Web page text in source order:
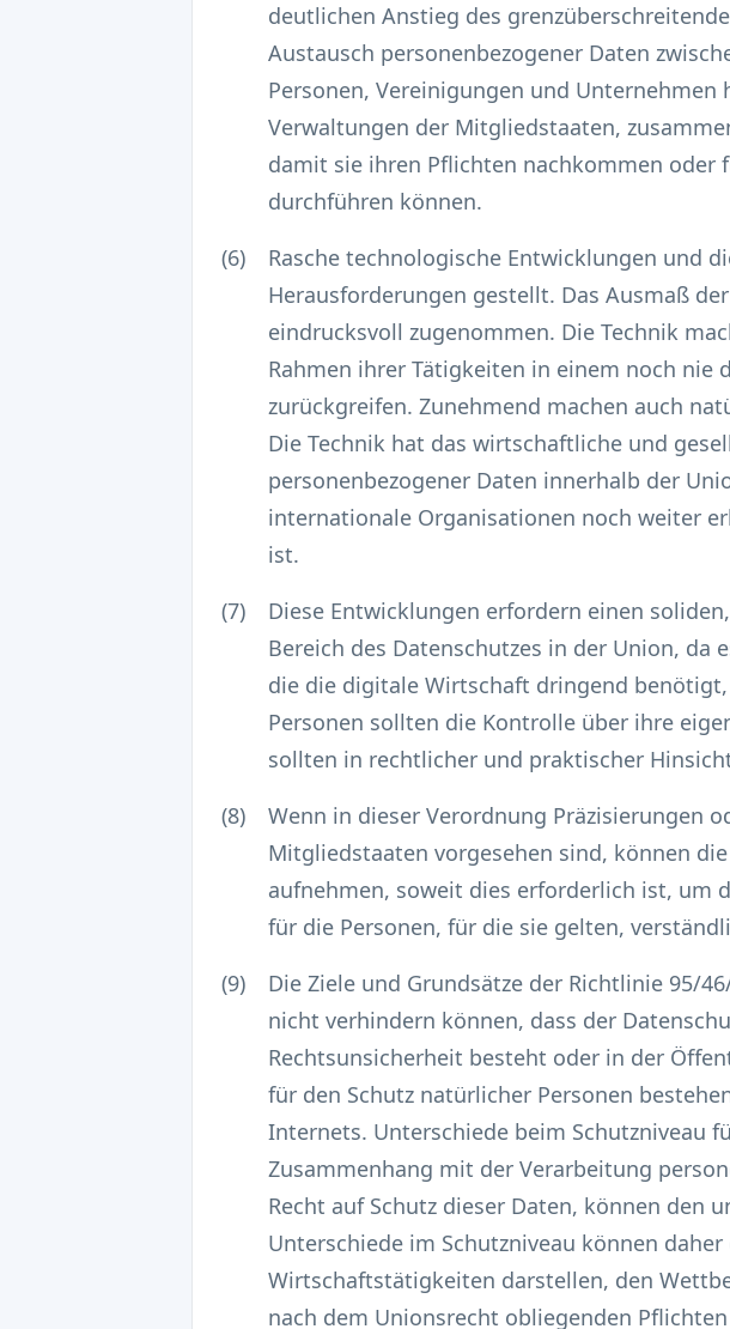
deutlichen Anstieg des
Austausch personenbezogener Daten
Personen, Vereinigungen und
Verwaltungen der Mitgliedstaaten,
damit sie ihren Pflichten nachkommen oder
durchführen können.
(6)
Rasche technologische Entwicklungen und
Herausforderungen gestellt. Das Ausmaß
eindrucksvoll zugenommen. Die Technik
Rahmen ihrer Tätigkeiten in einem noch nie
zurückgreifen. Zunehmend machen auch
Die Technik hat das wirtschaftliche und
personenbezogener Daten innerhalb der
internationale Organisationen noch weiter
ist.
(7)
Diese Entwicklungen erfordern einen
Bereich des Datenschutzes in der Union, da
die die digitale Wirtschaft dringend
Personen sollten die Kontrolle über ihre
sollten in rechtlicher und praktischer
(8)
Wenn in dieser Verordnung Präzisierungen
Mitgliedstaaten vorgesehen sind, können
aufnehmen, soweit dies erforderlich ist, um
für die Personen, für die sie gelten,
(9)
Die Ziele und Grundsätze der Richtlinie 95/
nicht verhindern können, dass der
Rechtsunsicherheit besteht oder in der
für den Schutz natürlicher Personen
Internets. Unterschiede beim Schutzniveau
Zusammenhang mit der Verarbeitung
Recht auf Schutz dieser Daten, können den
Unterschiede im Schutzniveau können
Wirtschaftstätigkeiten darstellen, den
nach dem Unionsrecht obliegenden